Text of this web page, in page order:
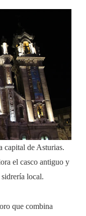
capital de Asturias.
el casco antiguo y
local.
que combina